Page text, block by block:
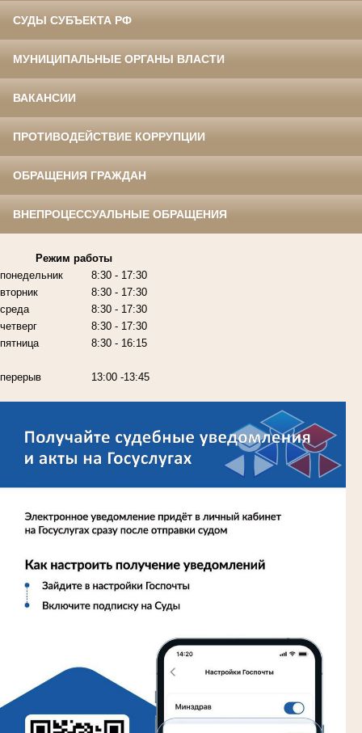
СУДЫ СУБЪЕКТА РФ
МУНИЦИПАЛЬНЫЕ ОРГАНЫ ВЛАСТИ
ВАКАНСИИ
ПРОТИВОДЕЙСТВИЕ КОРРУПЦИИ
ОБРАЩЕНИЯ ГРАЖДАН
ВНЕПРОЦЕССУАЛЬНЫЕ ОБРАЩЕНИЯ
Режим работы
понедельник
вторник
среда
четверг
пятница
перерыв
8:30 - 17:30
8:30 - 17:30
8:30 - 17:30
8:30 - 17:30
8:30 - 16:15
13:00 -13:45